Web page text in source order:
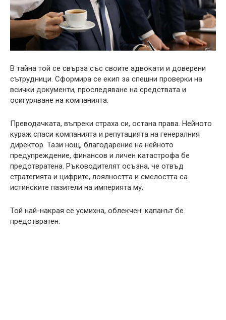
В тайна той се свърза със своите адвокати и доверени
сътрудници. Сформира се екип за спешни проверки на
всички документи, проследяване на средствата и
осигуряване на компанията.
Преводачката, въпреки страха си, остана права. Нейното
кураж спаси компанията и репутацията на генералния
директор. Тази нощ, благодарение на нейното
предупреждение, финансов и личен катастрофа бе
предотвратена. Ръководителят осъзна, че отвъд
стратегията и цифрите, лоялността и смелостта са
истинските пазители на империята му.
Той най-накрая се усмихна, облекчен: капанът бе
предотвратен.